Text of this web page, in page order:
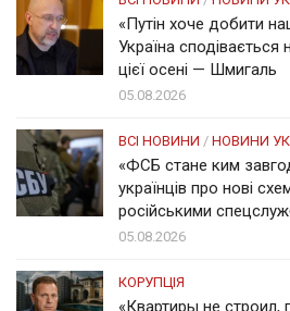
«Путін хоче добити
Україна сподівається
цієї осені — Шмигаль
05.08.2026
ВСІ НОВИНИ / НОВИНИ
«ФСБ стане ким
українців про нові
російськими
05.08.2026
КОРУПЦІЯ
«Квартиры не строил,